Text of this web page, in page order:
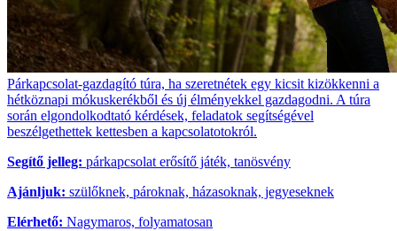
Párkapcsolat-gazdagító túra, ha szeretnétek egy kicsit kizökkenni a
hétköznapi mókuskerékből és új élményekkel gazdagodni. A túra
során elgondolkodtató kérdések, feladatok segítségével
beszélgethettek kettesben a kapcsolatotokról.
Segítő jelleg: párkapcsolat erősítő játék, tanösvény
Ajánljuk: szülőknek, pároknak, házasoknak, jegyeseknek
Elérhető: Nagymaros, folyamatosan